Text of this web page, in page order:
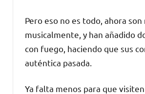
Pero eso no es todo, ahora son
musicalmente, y han añadido
con fuego, haciendo que sus
auténtica pasada.
Ya falta menos para que